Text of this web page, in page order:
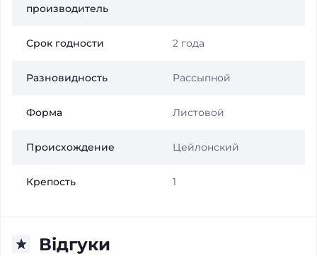
производитель
Срок годности 2 года
Разновидность Рассыпной
Форма Листовой
Происхождение Цейлонский
Крепость 1
Відгуки